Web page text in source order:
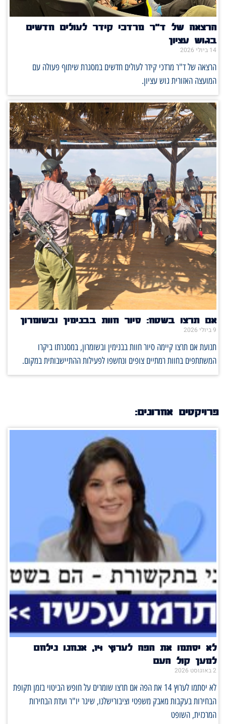
הרצאה של ד"ר מרדכי קידר לעולים חדשים
בגוש עציון
14 ביולי 2026
הרצאה של ד"ר מרדכי קידר לעולים חדשים במסגרת שיתוף פעולה עם
המועצה האזורית גוש עציון.
אם תרצו בשטח: סיור חוות בבנימין ובשומרון
9 ביולי 2026
תנועת אם תרצו קיימה סיור חוות בבנימין ובשומרון, במסגרתו ביקרו
המשתתפים בחוות רמתיים צופים ונחשפו לפעילות ההתיישבותית במקום.
פרויקטים אחרונים:
לא יסתמו את הפה לערוץ 14, אנחנו נילחם
למען קול העם
2 באוגוסט 2026
לא יסתמו לערוץ 14 את הפה אם תרצו שומרים על חופש הביטוי בזמן תקופת
הבחירות בעקבות מאבק משפטי וציבורישלנו, שיגר יו"ר ועדת הבחירות
המרכזית, השופט